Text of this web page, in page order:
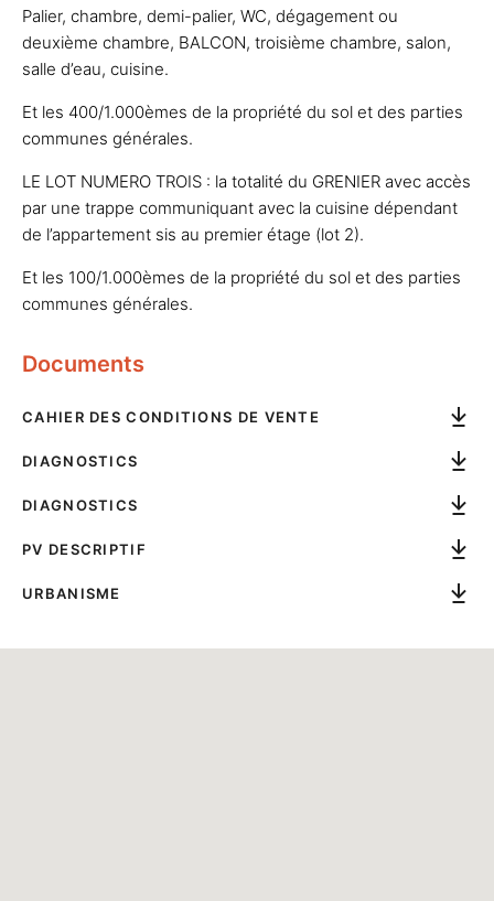
Palier, chambre, demi-palier, WC, dégagement ou
deuxième chambre, BALCON, troisième chambre, salon,
salle d’eau, cuisine.
Et les 400/1.000èmes de la propriété du sol et des parties
communes générales.
LE LOT NUMERO TROIS : la totalité du GRENIER avec accès
par une trappe communiquant avec la cuisine dépendant
de l’appartement sis au premier étage (lot 2).
Et les 100/1.000èmes de la propriété du sol et des parties
communes générales.
Documents
CAHIER DES CONDITIONS DE VENTE
DIAGNOSTICS
DIAGNOSTICS
PV DESCRIPTIF
URBANISME